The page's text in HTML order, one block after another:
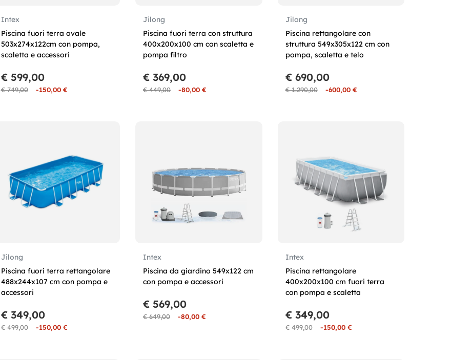
Intex
Piscina fuori terra ovale
503x274x122cm con pompa,
scaletta e accessori
€ 749,00 -150,00 €
€ 599,00
Jilong
Piscina fuori terra con struttura
400x200x100 cm con scaletta e
pompa filtro
€ 449,00 -80,00 €
€ 369,00
Jilong
Piscina rettangolare con
struttura 549x305x122 cm con
pompa, scaletta e telo
€ 1.290,00 -600,00 €
€ 690,00
Jilong
Piscina fuori terra rettangolare
488x244x107 cm con pompa e
accessori
€ 499,00 -150,00 €
€ 349,00
Intex
Piscina da giardino 549x122 cm
con pompa e accessori
€ 649,00 -80,00 €
€ 569,00
Intex
Piscina rettangolare
400x200x100 cm fuori terra
con pompa e scaletta
€ 499,00 -150,00 €
€ 349,00